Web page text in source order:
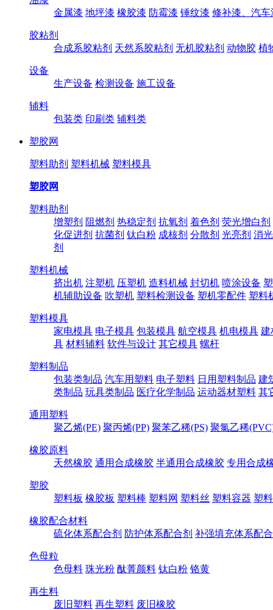
金属漆 地坪漆 橡胶漆 防霉漆 锤纹漆 修补漆、汽车
胶粘剂
合成系胶粘剂 天然系胶粘剂 无机胶粘剂 动物胶 植
设备
生产设备 检测设备 施工设备
辅料
包装类 印刷类 辅料类
塑胶网
塑料助剂 塑料机械 塑料模具
塑胶网
塑料助剂
增塑剂 阻燃剂 热稳定剂 抗氧剂 着色剂 荧光增白剂
化促进剂 抗菌剂 钛白粉 成核剂 分散剂 光亮剂 消
剂
塑料机械
挤出机 注塑机 压塑机 造料机械 封切机 喷涂设备
机辅助设备 吹塑机 塑料检测设备 塑机零配件 塑料
塑料模具
家电模具 电子模具 包装模具 航空模具 机电模具 建
具 材料辅料 软件与设计 其它模具 螺杆
塑料制品
包装类制品 汽车用塑料 电子塑料 日用塑料制品 建
类制品 玩具类制品 医疗化学制品 运动器材塑料 其
通用塑料
聚乙烯(PE) 聚丙烯(PP) 聚苯乙稀(PS) 聚氯乙稀
橡胶原料
天然橡胶 通用合成橡胶 半通用合成橡胶 专用合成
塑胶
塑料板 橡胶板 塑料棒 塑料网 塑料丝 塑料容器 塑
橡胶配合材料
硫化体系配合剂 防护体系配合剂 补强填充体系配
色母粒
色母料 珠光粉 酞菁颜料 钛白粉 铬黄
再生料
废旧塑料 再生塑料 废旧橡胶